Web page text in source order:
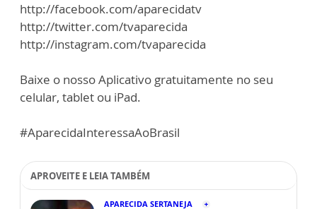
http://facebook.com/aparecidatv
http://twitter.com/tvaparecida
http://instagram.com/tvaparecida
Baixe o nosso Aplicativo gratuitamente no seu
celular, tablet ou iPad.
#AparecidaInteressaAoBrasil
APROVEITE E LEIA TAMBÉM
APARECIDA SERTANEJA